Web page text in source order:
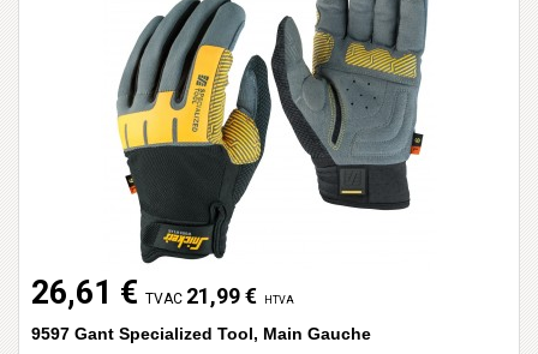
26,61 € TVAC 21,99 € HTVA
9597 Gant Specialized Tool, Main Gauche